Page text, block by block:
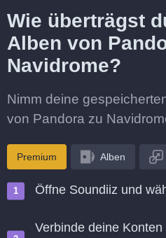
Wie überträgst
Alben von
Navidrome?
Nimm deine
von Pandora zu
Premium Alben
Öffne Soundiiz und
Verbinde deine